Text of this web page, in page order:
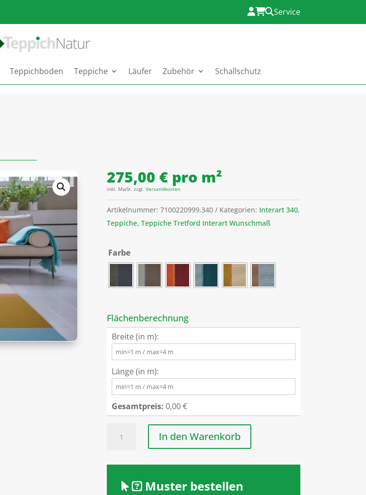
Service
Teppichboden Teppiche Läufer Zubehör Schallschutz
275,00 € pro m²
inkl. MwSt. zzgl. Versandkosten
Artikelnummer: 7100220999.340 Kategorien: Interart 340,
Teppiche, Teppiche Tretford Interart Wunschmaß
Farbe
Flächenberechnung
Breite (in m):
Länge (in m):
Gesamtpreis: 0,00 €
Teppich
Menge
In den Warenkorb
Muster bestellen